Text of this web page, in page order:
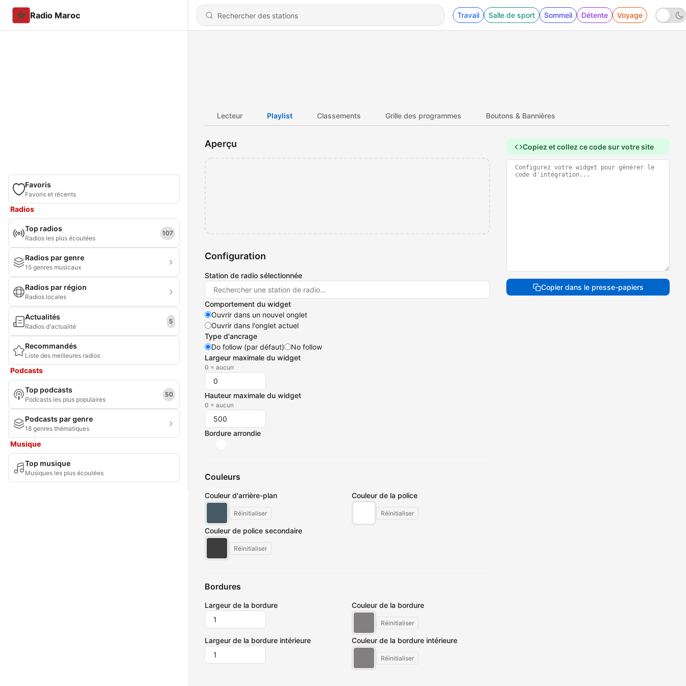
Radio Maroc Travail Salle de sport Sommeil Détente Voyage
Favoris
Favoris et récents
Radios
Top radios
Radios les plus écoutées
107
Radios par genre
15 genres musicaux
Radios par région
Radios locales
Actualités
Radios d'actualité
5
Recommandés
Liste des meilleures radios
Podcasts
Top podcasts
Podcasts les plus populaires
50
Podcasts par genre
18 genres thématiques
Musique
Top musique
Musiques les plus écoutées
Lecteur Playlist Classements Grille des programmes Boutons & Bannières
Aperçu
Configuration
Station de radio sélectionnée
Comportement du widget
Ouvrir dans un nouvel onglet
Ouvrir dans l'onglet actuel
Type d'ancrage
Do follow (par défaut)
No follow
Largeur maximale du widget
0 = aucun
Hauteur maximale du widget
0 = aucun
Bordure arrondie
Couleurs
Couleur d'arrière-plan
Réinitialiser
Couleur de la police
Réinitialiser
Couleur de police secondaire
Réinitialiser
Bordures
Largeur de la bordure Couleur de la bordure
Réinitialiser
Largeur de la bordure intérieure Couleur de la bordure intérieure
Réinitialiser
Copiez et collez ce code sur votre site
Copier dans le presse-papiers